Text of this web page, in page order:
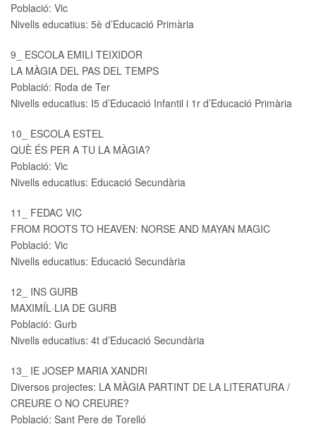
Població: Vic
Nivells educatius: 5è d’Educació Primària
9_ ESCOLA EMILI TEIXIDOR
LA MÀGIA DEL PAS DEL TEMPS
Població: Roda de Ter
Nivells educatius: I5 d’Educació Infantil i 1r d’Educació Primària
10_ ESCOLA ESTEL
QUÈ ÉS PER A TU LA MÀGIA?
Població: Vic
Nivells educatius: Educació Secundària
11_ FEDAC VIC
FROM ROOTS TO HEAVEN: NORSE AND MAYAN MAGIC
Població: Vic
Nivells educatius: Educació Secundària
12_ INS GURB
MAXIMÍL·LIA DE GURB
Població: Gurb
Nivells educatius: 4t d’Educació Secundària
13_ IE JOSEP MARIA XANDRI
Diversos projectes: LA MÀGIA PARTINT DE LA LITERATURA /
CREURE O NO CREURE?
Població: Sant Pere de Torelló